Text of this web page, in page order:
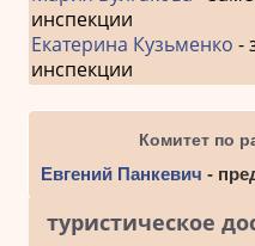
инспекции
Екатерина Кузьменко -
инспекции
Комитет по
Евгений Панкевич -
туристическое